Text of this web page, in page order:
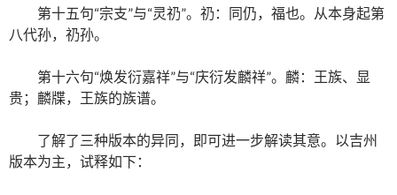
第十五句“宗支”与“灵礽”。礽：同仍，福也。从本身起第
八代孙，礽孙。
第十六句“焕发衍嘉祥”与“庆衍发麟祥”。麟：王族、显
贵；麟牒，王族的族谱。
了解了三种版本的异同，即可进一步解读其意。以吉州
版本为主，试释如下：